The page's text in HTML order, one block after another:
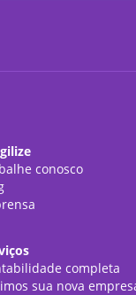
conosco
completa
sua nova